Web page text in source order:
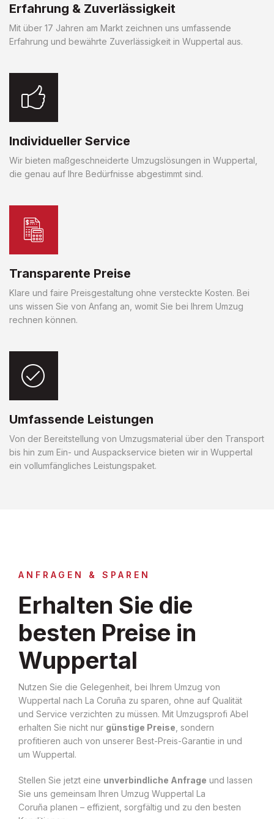
Erfahrung & Zuverlässigkeit
Mit über 17 Jahren am Markt zeichnen uns umfassende
Erfahrung und bewährte Zuverlässigkeit in Wuppertal aus.
Individueller Service
Wir bieten maßgeschneiderte Umzugslösungen in Wuppertal,
die genau auf Ihre Bedürfnisse abgestimmt sind.
Transparente Preise
Klare und faire Preisgestaltung ohne versteckte Kosten. Bei
uns wissen Sie von Anfang an, womit Sie bei Ihrem Umzug
rechnen können.
Umfassende Leistungen
Von der Bereitstellung von Umzugsmaterial über den Transport
bis hin zum Ein- und Auspackservice bieten wir in Wuppertal
ein vollumfängliches Leistungspaket.
ANFRAGEN & SPAREN
Erhalten Sie die
besten Preise in
Wuppertal
Nutzen Sie die Gelegenheit, bei Ihrem Umzug von
Wuppertal nach La Coruña zu sparen, ohne auf Qualität
und Service verzichten zu müssen. Mit Umzugsprofi Abel
erhalten Sie nicht nur günstige Preise , sondern
profitieren auch von unserer Best-Preis-Garantie in und
um Wuppertal.
Stellen Sie jetzt eine unverbindliche Anfrage und lassen
Sie uns gemeinsam Ihren Umzug Wuppertal La
Coruña planen – effizient, sorgfältig und zu den besten